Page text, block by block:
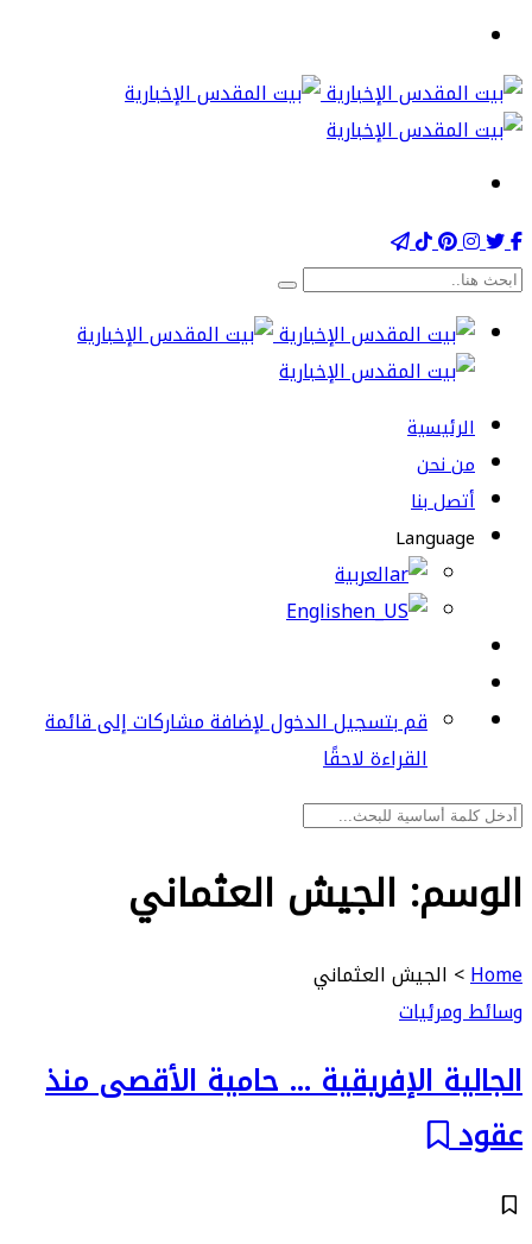
الرئيسية
من نحن
أتصل بنا
Language
العربية
English
قم بتسجيل الدخول لإضافة مشاركات إلى قائمة
القراءة لاحقًا
الوسم: الجيش العثماني
Home
> الجيش العثماني
وسائط ومرئيات
الجالية الإفريقية … حامية الأقصى منذ
عقود